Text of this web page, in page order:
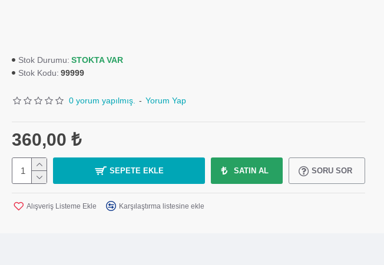
Stok Durumu: STOKTA VAR
Stok Kodu: 99999
0 yorum yapılmış. - Yorum Yap
360,00 ₺
SEPETE EKLE SATIN AL SORU SOR
Alışveriş Listeme Ekle Karşılaştırma listesine ekle